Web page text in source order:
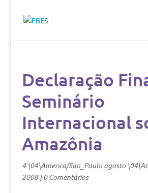
Declaração
Seminário
Internacional
Amazônia
4 \04\America/Sao_Paulo agosto
2008|0 Comentários